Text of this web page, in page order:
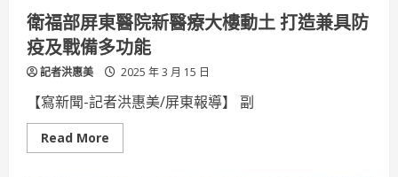
衛福部屏東醫院新醫療大樓動土 打造兼具防
疫及戰備多功能
記者洪惠美 2025 年 3 月 15 日
【寫新聞-記者洪惠美/屏東報導】 副
Read More
more